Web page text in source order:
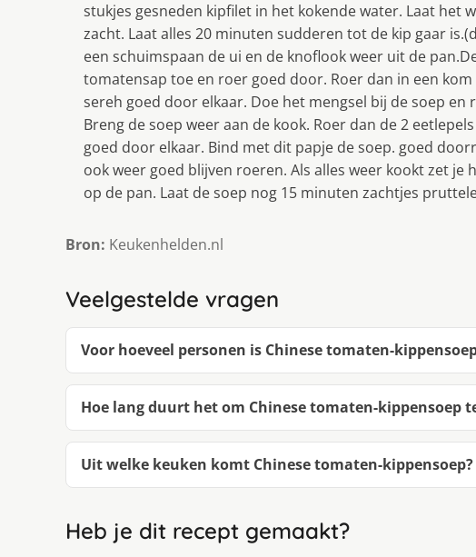
stukjes gesneden kipfilet in het kokende water. Laat het
zacht. Laat alles 20 minuten sudderen tot de kip gaar
een schuimspaan de ui en de knoflook weer uit de
tomatensap toe en roer goed door. Roer dan in een
sereh goed door elkaar. Doe het mengsel bij de soep
Breng de soep weer aan de kook. Roer dan de 2
goed door elkaar. Bind met dit papje de soep. goed
ook weer goed blijven roeren. Als alles weer kookt zet je
op de pan. Laat de soep nog 15 minuten zachtjes
Bron: Keukenhelden.nl
Veelgestelde vragen
Voor hoeveel personen is Chinese tomaten-
Hoe lang duurt het om Chinese tomaten-kippensoep
Uit welke keuken komt Chinese tomaten-kippensoep?
Heb je dit recept gemaakt?